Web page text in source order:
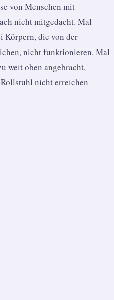
von Menschen mit
nicht mitgedacht. Mal
Körpern, die von der
nicht funktionieren. Mal
weit oben angebracht,
nicht erreichen